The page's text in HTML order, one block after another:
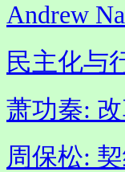
Andrew
民主化与
萧功秦:
周保松: